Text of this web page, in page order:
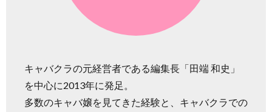
キャバクラの元経営者である編集長「田端 和史」
を中心に2013年に発足。
多数のキャバ嬢を見てきた経験と、キャバクラでの